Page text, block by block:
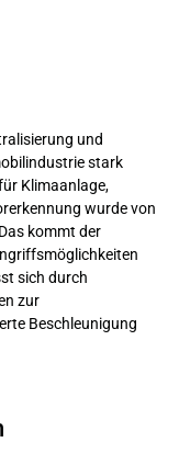
und
stark
Klimaanlage,
wurde von
kommt der
sich durch
zur
Beschleunigung